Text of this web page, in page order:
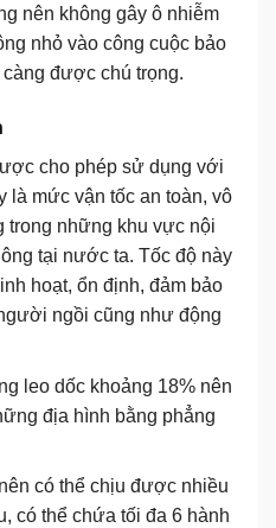
nên không gây ô nhiễm
nhỏ vào công cuộc bảo
được chú trọng.
cho phép sử dụng với
là mức vận tốc an toàn, vô
trong những khu vực nội
tại nước ta. Tốc độ này
hoạt, ổn định, đảm bảo
ngồi cũng như động
leo dốc khoảng 18% nên
địa hình bằng phẳng
có thể chịu được nhiều
có thể chứa tối đa 6 hành